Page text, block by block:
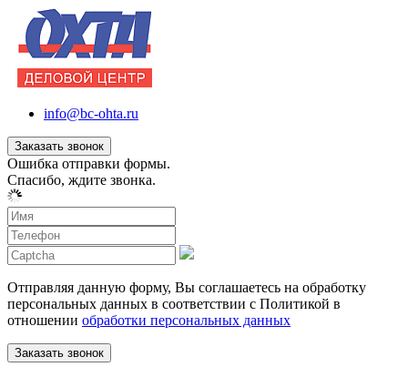
info@bc-ohta.ru
Заказать звонок
Ошибка отправки формы.
Спасибо, ждите звонка.
Отправляя данную форму, Вы соглашаетесь на обработку
персональных данных в соответствии с Политикой в
отношении обработки персональных данных